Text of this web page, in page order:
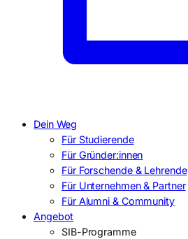
Dein Weg
Für Studierende
Für Gründer:innen
Für Forschende & Lehrende
Für Unternehmen & Partner
Für Alumni & Community
Angebot
SIB-Programme